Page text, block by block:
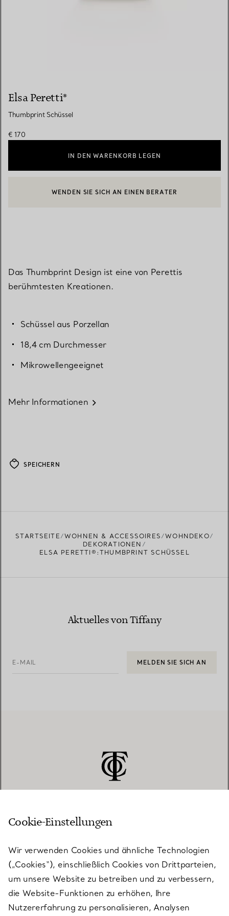
Elsa Peretti®
Thumbprint Schüssel
€ 170
IN DEN WARENKORB LEGEN
EINEN KUNDENBERATER KONTAKTIEREN ODER EINEN
WENDEN SIE SICH AN EINEN BERATER
Das Thumbprint Design ist eine von Perettis
berühmtesten Kreationen.
Schüssel aus Porzellan
18,4 cm Durchmesser
Mikrowellengeeignet
Mehr Informationen
SPEICHERN
STARTSEITE WOHNEN & ACCESSOIRES
WOHNDEKO
DEKORATIONEN
ELSA PERETTI®:THUMBPRINT SCHÜSSEL
Aktuelles von Tiffany
E-MAIL MELDEN SIE SICH AN
KUNDENSERVICE
SERVICES
ÜBER TIFFANY & CO.
Cookie-Einstellungen
Wir verwenden Cookies und ähnliche Technologien
(„Cookies“), einschließlich Cookies von Drittparteien,
um unsere Website zu betreiben und zu verbessern,
die Website-Funktionen zu erhöhen, Ihre
Nutzererfahrung zu personalisieren, Analysen